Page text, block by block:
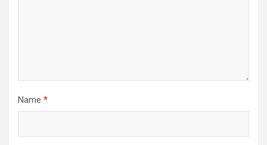
Name *